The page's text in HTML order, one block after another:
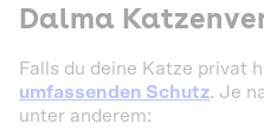
Dalma
Falls du deine Katze privat
umfassenden Schutz. Je
unter anderem: